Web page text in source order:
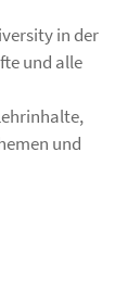
in der
und alle
und